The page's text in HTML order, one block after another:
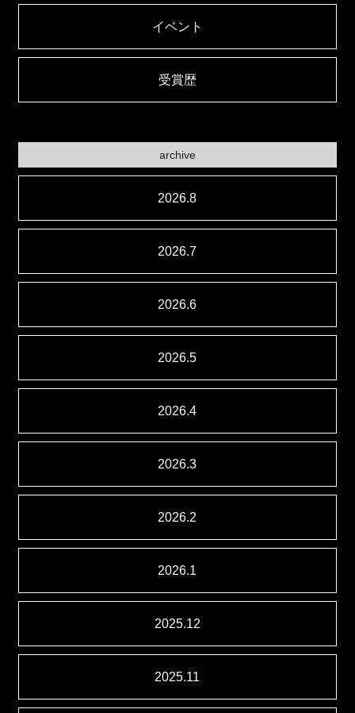
イベント
受賞歴
archive
2026.8
2026.7
2026.6
2026.5
2026.4
2026.3
2026.2
2026.1
2025.12
2025.11